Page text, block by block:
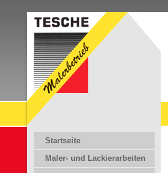
Startseite
Maler- und Lackierarbeiten